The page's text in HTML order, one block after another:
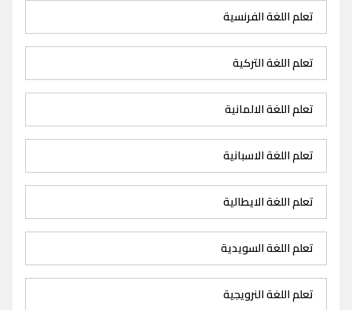
تعلم اللغة الفرنسية
تعلم اللغة التركية
تعلم اللغة الالمانية
تعلم اللغة الاسبانية
تعلم اللغة الايطالية
تعلم اللغة السويدية
تعلم اللغة النرويجية